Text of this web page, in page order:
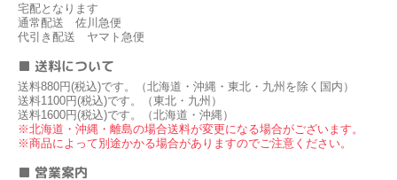
宅配となります
通常配送 佐川急便
代引き配送 ヤマト急便
■ 送料について
送料880円(税込)です。（北海道・沖縄・東北・九州を除く国内）
送料1100円(税込)です。（東北・九州）
送料1600円(税込)です。（北海道・沖縄）
※北海道・沖縄・離島の場合送料が変更になる場合がございます。
※商品によって別途かかる場合がありますのでご注意ください。
■ 営業案内